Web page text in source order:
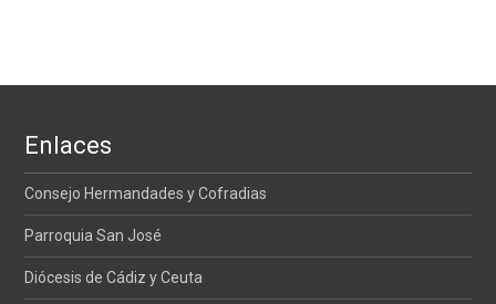
Enlaces
Consejo Hermandades y Cofradias
Parroquia San José
Diócesis de Cádiz y Ceuta